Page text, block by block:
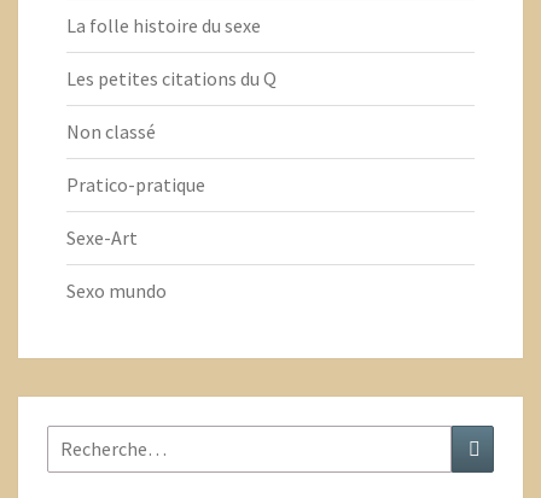
La folle histoire du sexe
Les petites citations du Q
Non classé
Pratico-pratique
Sexe-Art
Sexo mundo
Rechercher
: